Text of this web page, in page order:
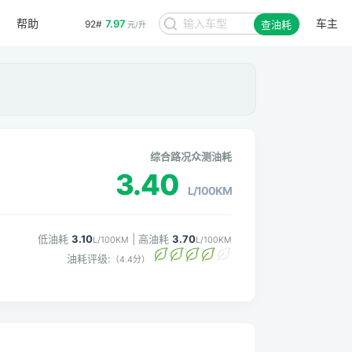
92# 7.97 元/升 查油耗 车主
帮助
综合路况众测油耗
3.40 L/100KM
低油耗 3.10L/100KM | 高油耗 3.70L/100KM
油耗评级: （4.4分）